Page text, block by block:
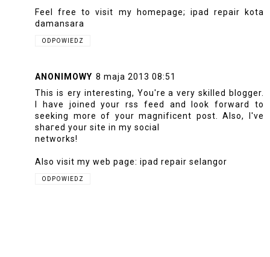
Feel free to visit my homepage; ipad repair kota
damansara
ODPOWIEDZ
ANONIMOWY 8 maja 2013 08:51
This is ѵery іnterеsting, You're a very skilled blogger.
I have joined your rss feed and look forward to
seeking more of your magnificent post. Also, I've
shaгed your ѕite in my soсial
networks!
Αlso viѕit my web page: ipad repair selangor
ODPOWIEDZ